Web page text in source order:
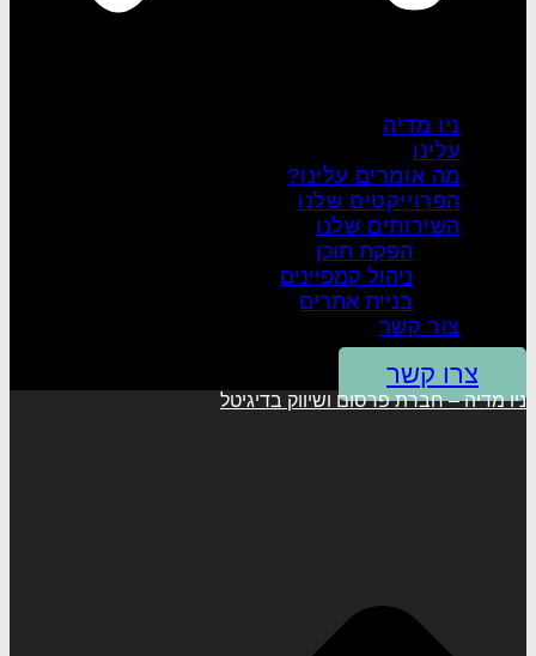
ניו מדיה
עלינו
מה אומרים עלינו?
הפרוייקטים שלנו
השירותים שלנו
הפקת תוכן
ניהול קמפיינים
בניית אתרים
צור קשר
צרו קשר
ניו מדיה – חברת פרסום ושיווק בדיגיטל